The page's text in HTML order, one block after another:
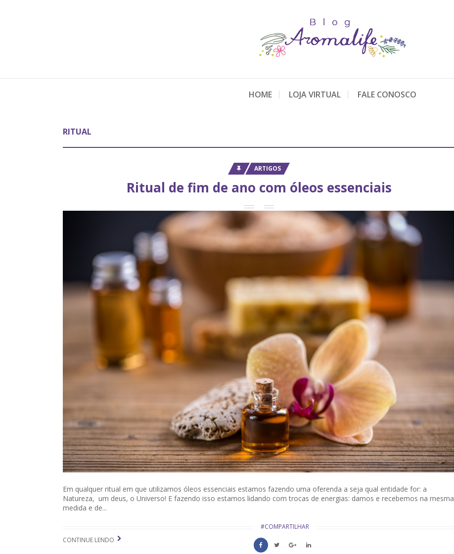
HOME LOJA VIRTUAL FALE CONOSCO
RITUAL
ARTIGOS
Ritual de fim de ano com óleos essenciais
Em qualquer ritual em que utilizamos óleos essenciais estamos fazendo uma oferenda a seja qual entidade for: a
Natureza, um deus, o Universo! E fazendo isso estamos lidando com trocas de energias: damos e recebemos na mesma
medida e de...
CONTINUE LENDO
#COMPARTILHAR